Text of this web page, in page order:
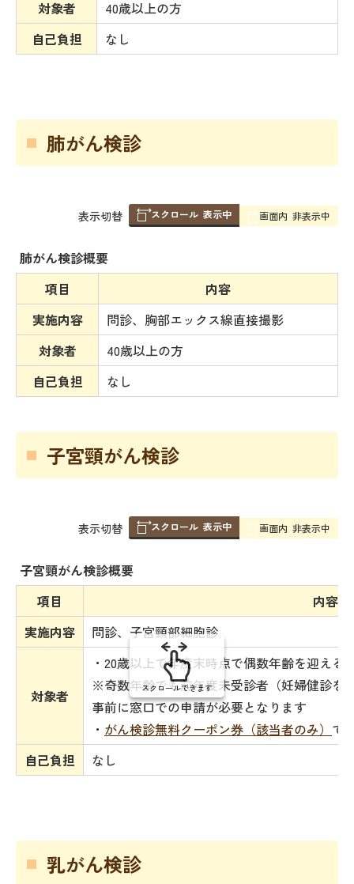
対象者
40歳以上の方
自己負担
なし
肺がん検診
表
み
の
表示切替 スクロール 表示中 画面内 非表示中
肺がん検診概要
項目
内容
実施内容
問診、胸部エックス線直接撮影
対象者
40歳以上の方
自己負担
なし
子宮頸がん検診
表
み
の
表示切替 スクロール 表示中 画面内 非表示中
子宮頸がん検診概要
項目
内容
実施内容
問診、子宮頸部細胞診
対象者
・20歳以上で年度末時点で偶数年齢を迎える
※奇数年齢でも前年度未受診者（妊婦健診を
事前に窓口での申請が必要となります
・ がん検診無料クーポン券（該当者のみ） で
自己負担
なし
スクロールできます
乳がん検診